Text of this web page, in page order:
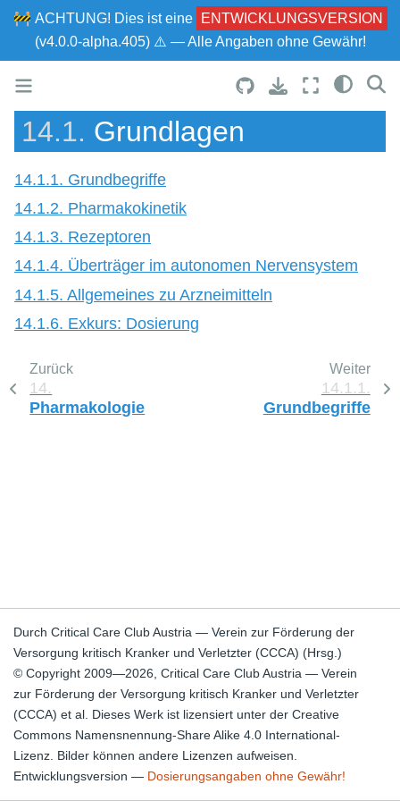
🚧 ACHTUNG! Dies ist eine
ENTWICKLUNGSVERSION
(v4.0.0-alpha.405) ⚠ — Alle Angaben ohne Gewähr!
14.1. Grundlagen
14.1.1. Grundbegriffe
14.1.2. Pharmakokinetik
14.1.3. Rezeptoren
14.1.4. Überträger im autonomen Nervensystem
14.1.5. Allgemeines zu Arzneimitteln
14.1.6. Exkurs: Dosierung
Zurück
14.
Pharmakologie
Weiter
14.1.1.
Grundbegriffe
Durch Critical Care Club Austria — Verein zur Förderung der
Versorgung kritisch Kranker und Verletzter (CCCA) (Hrsg.)
© Copyright 2009—2026, Critical Care Club Austria — Verein
zur Förderung der Versorgung kritisch Kranker und Verletzter
(CCCA) et al. Dieses Werk ist lizensiert unter der Creative
Commons Namensnennung-Share Alike 4.0 International-
Lizenz. Bilder können andere Lizenzen aufweisen.
Entwicklungsversion — Dosierungsangaben ohne Gewähr!